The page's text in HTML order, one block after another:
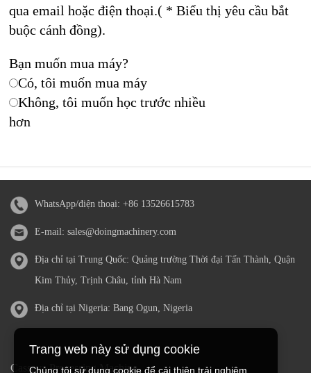
qua email hoặc điện thoại.( * Biểu thị yêu cầu bắt
buộc cánh đồng).
Bạn muốn mua máy?
Có, tôi muốn mua máy
Không, tôi muốn học trước nhiều
hơn
WhatsApp/điện thoại: +86 13526615783
E-mail: sales@doingmachinery.com
Địa chỉ tại Trung Quốc: Quảng trường Thời đại Tấn Thành, Quận
Kim Thủy, Trịnh Châu, tỉnh Hà Nam
Địa chỉ tại Nigeria: Bang Ogun, Nigeria
Cassava Processing Machine
Trang web này sử dụng cookie
Chúng tôi sử dụng cookie để cải thiện trải nghiệm